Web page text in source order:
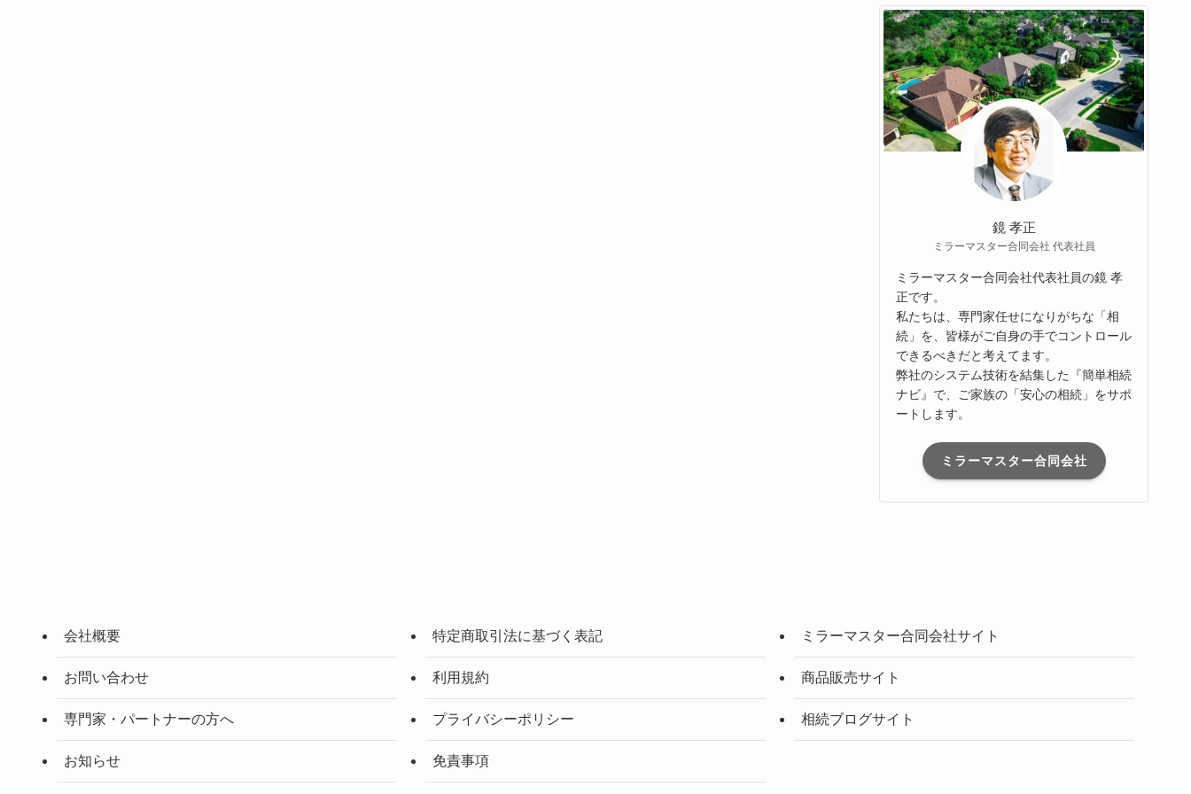
鏡 孝正
ミラーマスター合同会社 代表社員
ミラーマスター合同会社代表社員の鏡 孝
正です。
私たちは、専門家任せになりがちな「相
続」を、皆様がご自身の手でコントロール
できるべきだと考えてます。
弊社のシステム技術を結集した『簡単相続
ナビ』で、ご家族の「安心の相続」をサポ
ートします。
ミラーマスター合同会社
会社概要
お問い合わせ
専門家・パートナーの方へ
お知らせ
特定商取引法に基づく表記
利用規約
プライバシーポリシー
免責事項
ミラーマスター合同会社サイト
商品販売サイト
相続ブログサイト